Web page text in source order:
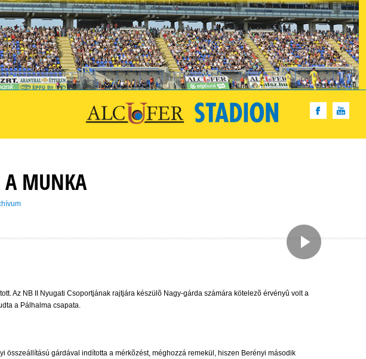
A MUNKA
Az NB II Nyugati Csoportjának rajtjára készülõ Nagy-gárda számára kötelezõ érvényû volt a
a Pálhalma csapata.
összeállítású gárdával indította a mérkõzést, méghozzá remekül, hiszen Berényi második